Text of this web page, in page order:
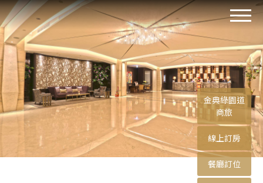
金典綠園道
商旅
線上訂房
餐廳訂位